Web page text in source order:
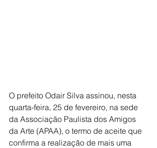
O prefeito Odair Silva assinou, nesta
quarta-feira, 25 de fevereiro, na sede
da Associação Paulista dos Amigos
da Arte (APAA), o termo de aceite que
confirma a realização de mais uma